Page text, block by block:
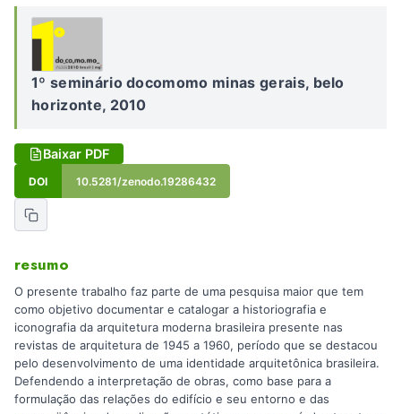
1º seminário docomomo minas gerais, belo
horizonte, 2010
Baixar PDF
DOI 10.5281/zenodo.19286432
resumo
O presente trabalho faz parte de uma pesquisa maior que tem
como objetivo documentar e catalogar a historiografia e
iconografia da arquitetura moderna brasileira presente nas
revistas de arquitetura de 1945 a 1960, período que se destacou
pelo desenvolvimento de uma identidade arquitetônica brasileira.
Defendendo a interpretação de obras, como base para a
formulação das relações do edifício e seu entorno e das